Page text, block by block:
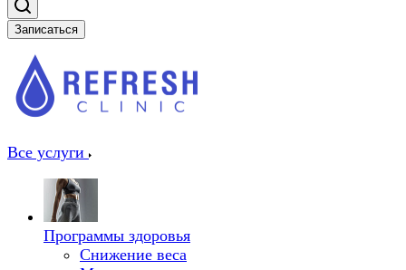
Записаться
Все услуги
Программы здоровья
Снижение веса